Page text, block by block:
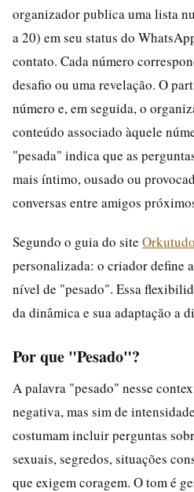
organizador publica uma lista
a 20) em seu status do
contato. Cada número
desafio ou uma revelação. O
número e, em seguida, o
conteúdo associado àquele
"pesada" indica que as
mais íntimo, ousado ou
conversas entre amigos
Segundo o guia do site Orkutudo
personalizada: o criador define
nível de "pesado". Essa
da dinâmica e sua adaptação a
Por que "Pesado"?
A palavra "pesado" nesse
negativa, mas sim de
costumam incluir perguntas
sexuais, segredos, situações
que exigem coragem. O tom é